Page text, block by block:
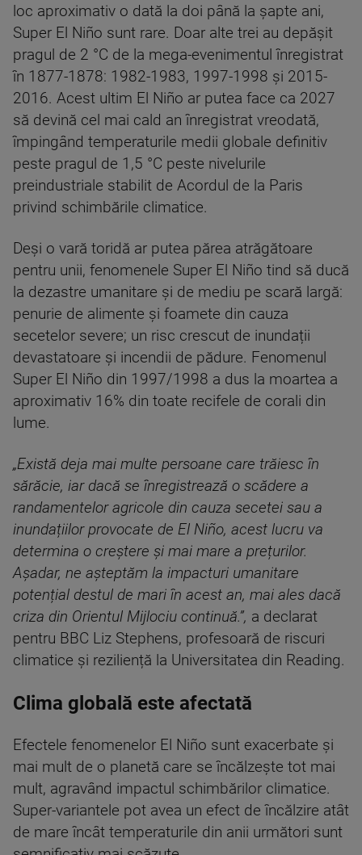
loc aproximativ o dată la doi până la șapte ani,
Super El Niño sunt rare. Doar alte trei au depășit
pragul de 2 °C de la mega-evenimentul înregistrat
în 1877-1878: 1982-1983, 1997-1998 și 2015-
2016. Acest ultim El Niño ar putea face ca 2027
să devină cel mai cald an înregistrat vreodată,
împingând temperaturile medii globale definitiv
peste pragul de 1,5 °C peste nivelurile
preindustriale stabilit de Acordul de la Paris
privind schimbările climatice.
Deși o vară toridă ar putea părea atrăgătoare
pentru unii, fenomenele Super El Niño tind să ducă
la dezastre umanitare și de mediu pe scară largă:
penurie de alimente și foamete din cauza
secetelor severe; un risc crescut de inundații
devastatoare și incendii de pădure. Fenomenul
Super El Niño din 1997/1998 a dus la moartea a
aproximativ 16% din toate recifele de corali din
lume.
„Există deja mai multe persoane care trăiesc în
sărăcie, iar dacă se înregistrează o scădere a
randamentelor agricole din cauza secetei sau a
inundațiilor provocate de El Niño, acest lucru va
determina o creștere și mai mare a prețurilor.
Așadar, ne așteptăm la impacturi umanitare
potențial destul de mari în acest an, mai ales dacă
criza din Orientul Mijlociu continuă.”, a declarat
pentru BBC Liz Stephens, profesoară de riscuri
climatice și reziliență la Universitatea din Reading.
Clima globală este afectată
Efectele fenomenelor El Niño sunt exacerbate și
mai mult de o planetă care se încălzește tot mai
mult, agravând impactul schimbărilor climatice.
Super-variantele pot avea un efect de încălzire atât
de mare încât temperaturile din anii următori sunt